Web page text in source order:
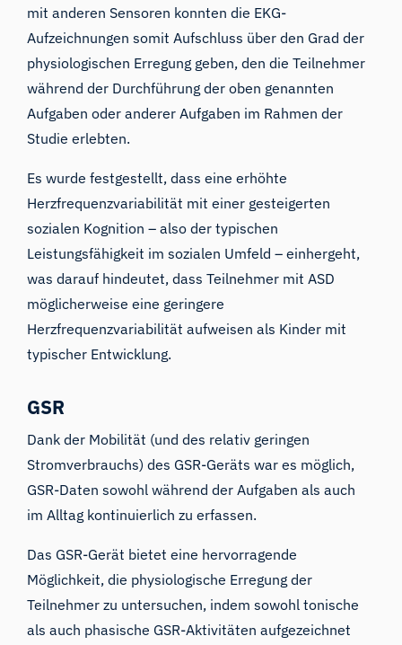
mit anderen Sensoren konnten die EKG-
Aufzeichnungen somit Aufschluss über den Grad der
physiologischen Erregung geben, den die Teilnehmer
während der Durchführung der oben genannten
Aufgaben oder anderer Aufgaben im Rahmen der
Studie erlebten.
Es wurdefestgestellt, dass eine erhöhte
Herzfrequenzvariabilität mit einer gesteigerten
sozialen Kognition – also der typischen
Leistungsfähigkeit im sozialen Umfeld –einhergeht,
was darauf hindeutet, dass Teilnehmer mit ASD
möglicherweise eine geringere
Herzfrequenzvariabilität aufweisen als Kinder mit
typischer Entwicklung.
GSR
Dank der Mobilität (und des relativ geringen
Stromverbrauchs) des GSR-Geräts war es möglich,
GSR-Daten sowohl während der Aufgaben als auch
im Alltag kontinuierlich zu erfassen.
Das GSR-Gerät bietet eine hervorragende
Möglichkeit, die physiologische Erregung der
Teilnehmer zu untersuchen, indem sowohl tonische
als auch phasische GSR-Aktivitäten aufgezeichnet